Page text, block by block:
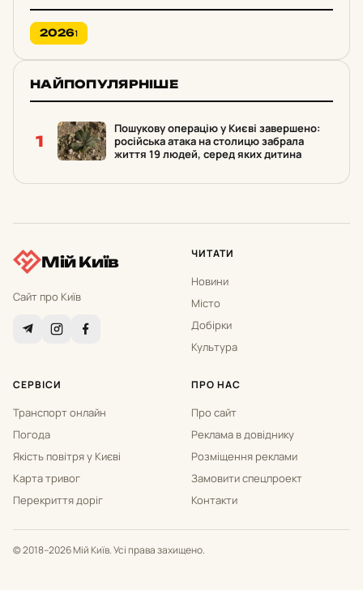
20261
НАЙПОПУЛЯРНІШЕ
1
Пошукову операцію у Києві завершено:
російська атака на столицю забрала
життя 19 людей, серед яких дитина
Мій Київ
Сайт про Київ
ЧИТАТИ
Новини
Місто
Добірки
Культура
СЕРВІСИ
Транспорт онлайн
Погода
Якість повітря у Києві
Карта тривог
Перекриття доріг
ПРО НАС
Про сайт
Реклама в довіднику
Розміщення реклами
Замовити спецпроект
Контакти
© 2018–2026 Мій Київ. Усі права захищено.